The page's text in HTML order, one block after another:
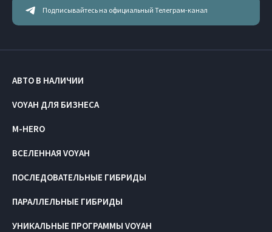
Подписывайтесь на официальный Телеграм-канал
АВТО В НАЛИЧИИ
VOYAH ДЛЯ БИЗНЕСА
M-HERO
ВСЕЛЕННАЯ VOYAH
ПОСЛЕДОВАТЕЛЬНЫЕ ГИБРИДЫ
ПАРАЛЛЕЛЬНЫЕ ГИБРИДЫ
УНИКАЛЬНЫЕ ПРОГРАММЫ VOYAH